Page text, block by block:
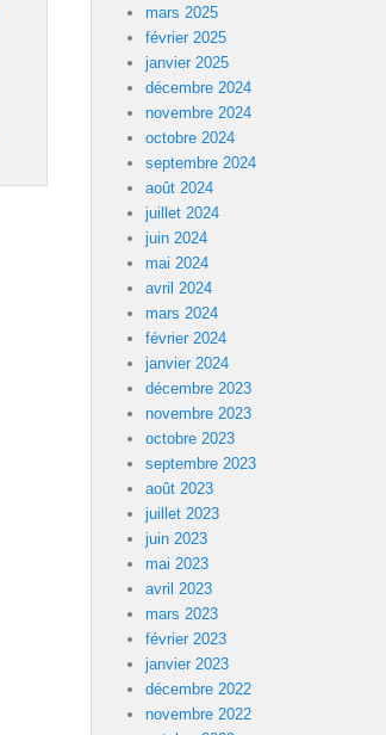
mars 2025
février 2025
janvier 2025
décembre 2024
novembre 2024
octobre 2024
septembre 2024
août 2024
juillet 2024
juin 2024
mai 2024
avril 2024
mars 2024
février 2024
janvier 2024
décembre 2023
novembre 2023
octobre 2023
septembre 2023
août 2023
juillet 2023
juin 2023
mai 2023
avril 2023
mars 2023
février 2023
janvier 2023
décembre 2022
novembre 2022